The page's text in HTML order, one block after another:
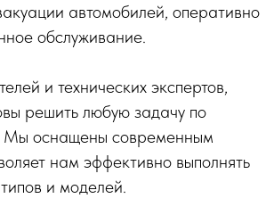
автомобилей, оперативно
обслуживание.
и технических экспертов,
решить любую задачу по
Мы оснащены современным
нам эффективно выполнять
и моделей.